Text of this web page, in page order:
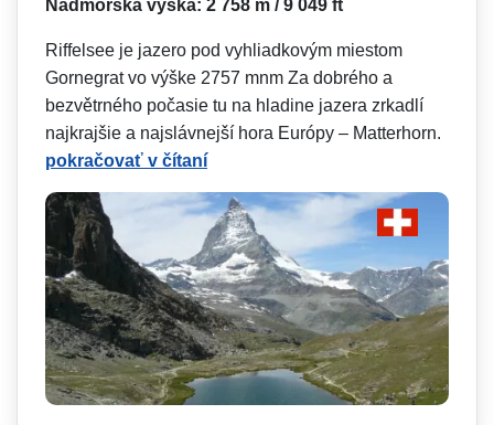
Nadmorská výška: 2 758 m / 9 049 ft
Riffelsee je jazero pod vyhliadkovým miestom
Gornegrat vo výške 2757 mnm Za dobrého a
bezvětrného počasie tu na hladine jazera zrkadlí
najkrajšie a najslávnejší hora Európy – Matterhorn.
pokračovať v čítaní